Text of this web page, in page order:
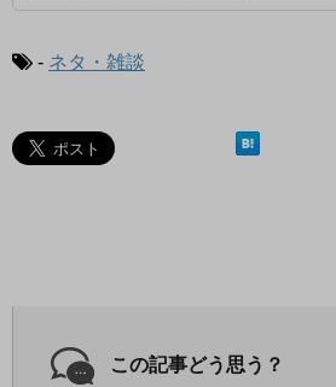
- ネタ・雑談
この記事どう思う？